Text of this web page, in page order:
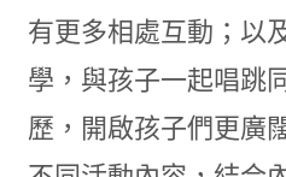
有更多相處互動；以
學，與孩子一起唱跳
歷，開啟孩子們更廣